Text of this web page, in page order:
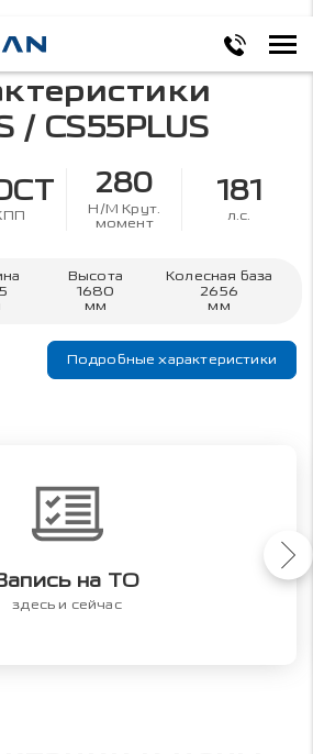
/ CS55PLUS
280
Н/М Крут.
момент
181
л.с.
Высота
1680
мм
Колесная база
2656
мм
Подробные характеристики
на ТО
здесь и сейчас